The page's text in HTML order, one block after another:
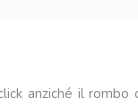
anziché il